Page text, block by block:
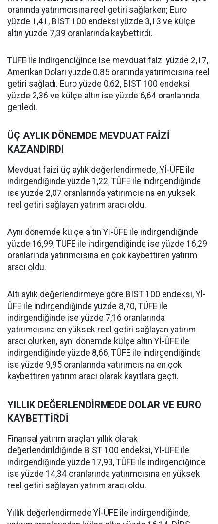
oranında yatırımcısına reel getiri sağlarken; Euro
yüzde 1,41, BIST 100 endeksi yüzde 3,13 ve külçe
altın yüzde 7,39 oranlarında kaybettirdi.
TÜFE ile indirgendiğinde ise mevduat faizi yüzde 2,17,
Amerikan Doları yüzde 0.85 oranında yatırımcısına reel
getiri sağladı. Euro yüzde 0,62, BIST 100 endeksi
yüzde 2,36 ve külçe altın ise yüzde 6,64 oranlarında
geriledi.
ÜÇ AYLIK DÖNEMDE MEVDUAT FAİZİ
KAZANDIRDI
Mevduat faizi üç aylık değerlendirmede, Yİ-ÜFE ile
indirgendiğinde yüzde 1,22, TÜFE ile indirgendiğinde
ise yüzde 2,07 oranlarında yatırımcısına en yüksek
reel getiri sağlayan yatırım aracı oldu.
Aynı dönemde külçe altın Yİ-ÜFE ile indirgendiğinde
yüzde 16,99, TÜFE ile indirgendiğinde ise yüzde 16,29
oranlarında yatırımcısına en çok kaybettiren yatırım
aracı oldu.
Altı aylık değerlendirmeye göre BIST 100 endeksi, Yİ-
ÜFE ile indirgendiğinde yüzde 8,70, TÜFE ile
indirgendiğinde ise yüzde 7,16 oranlarında
yatırımcısına en yüksek reel getiri sağlayan yatırım
aracı olurken, aynı dönemde külçe altın Yİ-ÜFE ile
indirgendiğinde yüzde 8,66, TÜFE ile indirgendiğinde
ise yüzde 9,95 oranlarında yatırımcısına en çok
kaybettiren yatırım aracı olarak kayıtlara geçti.
YILLIK DEĞERLENDİRMEDE DOLAR VE EURO
KAYBETTİRDİ
Finansal yatırım araçları yıllık olarak
değerlendirildiğinde BIST 100 endeksi, Yİ-ÜFE ile
indirgendiğinde yüzde 17,93, TÜFE ile indirgendiğinde
ise yüzde 14,34 oranlarında yatırımcısına en yüksek
reel getiri sağlayan yatırım aracı oldu.
Yıllık değerlendirmede Yİ-ÜFE ile indirgendiğinde,